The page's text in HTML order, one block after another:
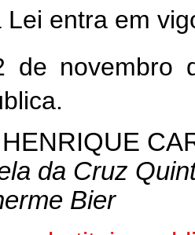
Lei entra em
de novembro
da Cruz
Bier